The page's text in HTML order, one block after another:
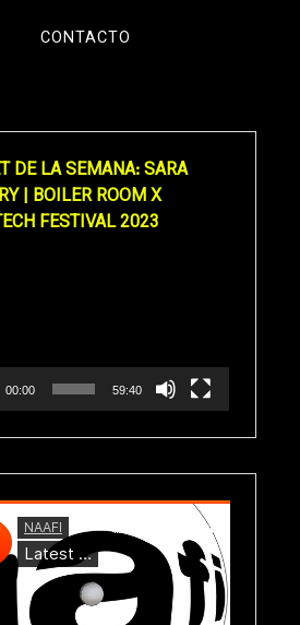
CONTACTO
DE LA SEMANA: SARA
| BOILER ROOM X
FESTIVAL 2023
00:00 59:40